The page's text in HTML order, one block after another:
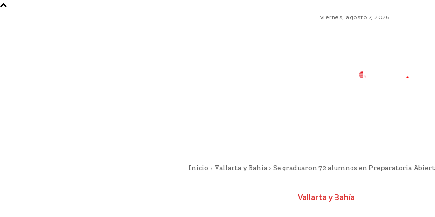
viernes, agosto 7, 2026
Inicio Vallarta y Bahía Se graduaron 72 alumnos en Preparatoria
Vallarta y Bahía